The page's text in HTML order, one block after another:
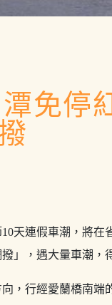
免
天連假車潮，將
」，遇大量車潮，
，行經愛蘭橋南端